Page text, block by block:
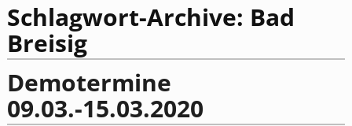
Schlagwort-Archive: Bad
Breisig
Demotermine
09.03.-15.03.2020